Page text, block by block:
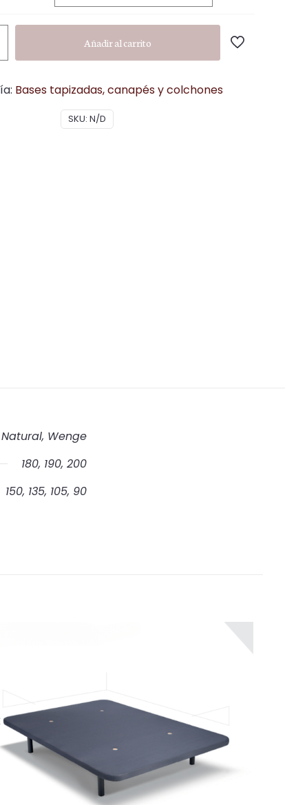
Añadir al carrito
SKU: N/D
Bases tapizadas, canapés y colchones
Wenge
180, 190, 200
150, 135, 105, 90
estrellas